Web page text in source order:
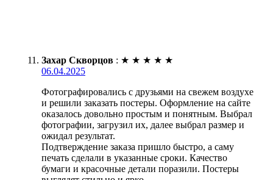
Захар Скворцов : ★ ★ ★ ★ ★
06.04.2025
Фотографировались с друзьями на свежем воздухе
и решили заказать постеры. Оформление на сайте
оказалось довольно простым и понятным. Выбрал
фотографии, загрузил их, далее выбрал размер и
ожидал результат.
Подтверждение заказа пришло быстро, а саму
печать сделали в указанные сроки. Качество
бумаги и красочные детали поразили. Постеры